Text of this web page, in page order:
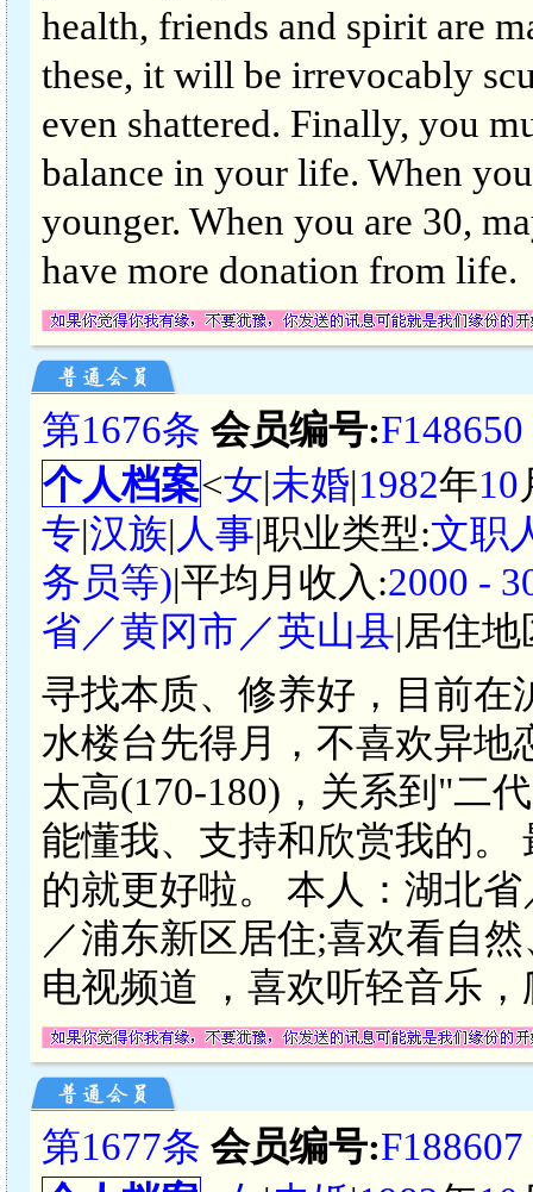
health, friends and spirit are
these, it will be irrevocably
even shattered. Finally, you
balance in your life. When
younger. When you are 30,
have more donation from life.
第1676条 会员编号:F148650
个人档案<女|未婚|1982年10
专|汉族| 人事|职业类型:文职
务员等)|平均月收入:2000 -
省／黄冈市／英山县|居住地
寻找本质、修养好，目前在
水楼台先得月，不喜欢异地
太高(170-180)，关系到"二
能懂我、支持和欣赏我的。
的就更好啦。 本人：湖北
／浦东新区居住;喜欢看自
电视频道 ，喜欢听轻音乐
第1677条 会员编号:F188607